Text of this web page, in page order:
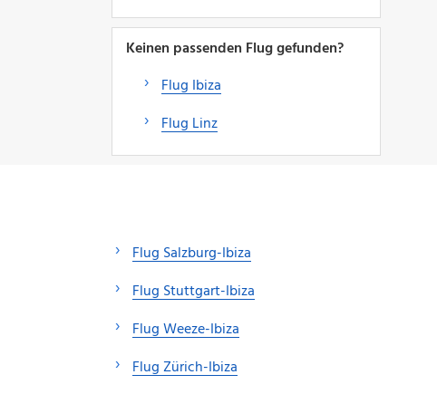
Keinen passenden Flug gefunden?
Flug Ibiza
Flug Linz
Flug Salzburg-Ibiza
Flug Stuttgart-Ibiza
Flug Weeze-Ibiza
Flug Zürich-Ibiza